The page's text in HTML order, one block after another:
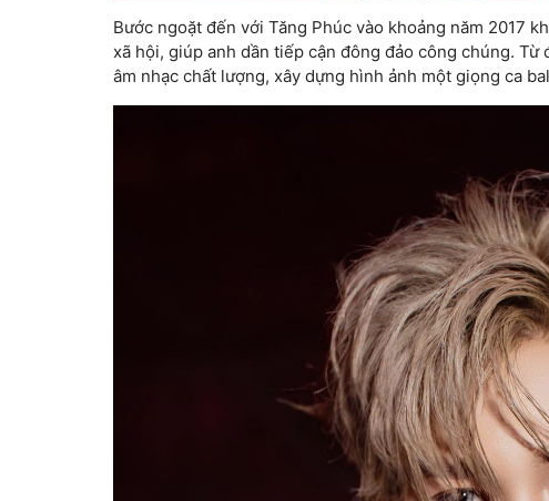
Bước ngoặt đến với Tăng Phúc vào khoảng năm 2017
xã hội, giúp anh dần tiếp cận đông đảo công chúng.
âm nhạc chất lượng, xây dựng hình ảnh một giọng ca